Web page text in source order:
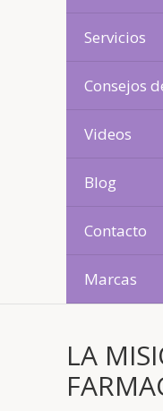
Servicios
Consejos
Videos
Blog
Contacto
Marcas
LA